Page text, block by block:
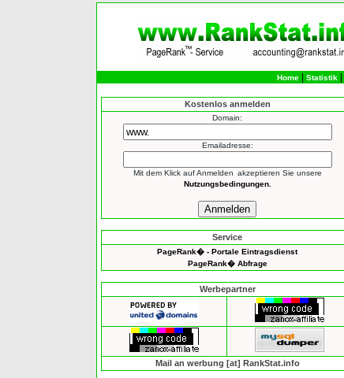
Home Statistik
Kostenlos anmelden
Domain:
Emailadresse:
Mit dem Klick aufAnmelden akzeptieren Sie unsere
Nutzungsbedingungen.
Service
PageRank� - Portale Eintragsdienst
PageRank� Abfrage
Werbepartner
Mail an werbung [at] RankStat.info